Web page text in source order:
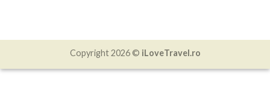
Copyright 2026 © iLoveTravel.ro